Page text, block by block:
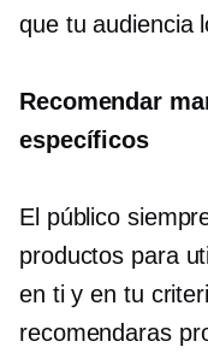
que tu audiencia
Recomendar
específicos
El público
productos para
en ti y en tu
recomendaras